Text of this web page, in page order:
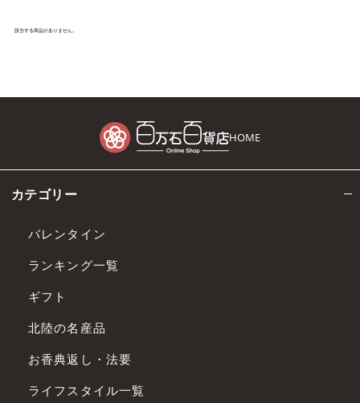
該当する商品がありません。
HOME
カテゴリー
バレンタイン
ランキング一覧
ギフト
北陸の名産品
お香典返し・法要
ライフスタイル一覧